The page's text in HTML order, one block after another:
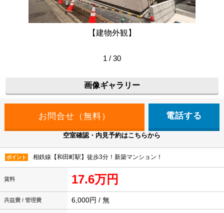
【建物外観】
1 / 30
画像ギャラリー
電話する
空室確認・内見予約はこちらから
ポイント 相鉄線【和田町駅】徒歩3分！新築マンション！
賃料 17.6万円
共益費 / 管理費 6,000円 / 無